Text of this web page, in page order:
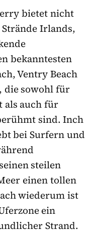
bietet nicht
Irlands,
bekanntesten
Ventry Beach
die sowohl für
als auch für
sind. Inch
bei Surfern und
steilen
einen tollen
wiederum ist
ein
Strand.